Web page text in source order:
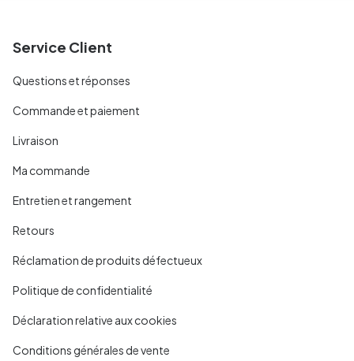
Service Client
Questions et réponses
Commande et paiement
Livraison
Ma commande
Entretien et rangement
Retours
Réclamation de produits défectueux
Politique de confidentialité
Déclaration relative aux cookies
Conditions générales de vente